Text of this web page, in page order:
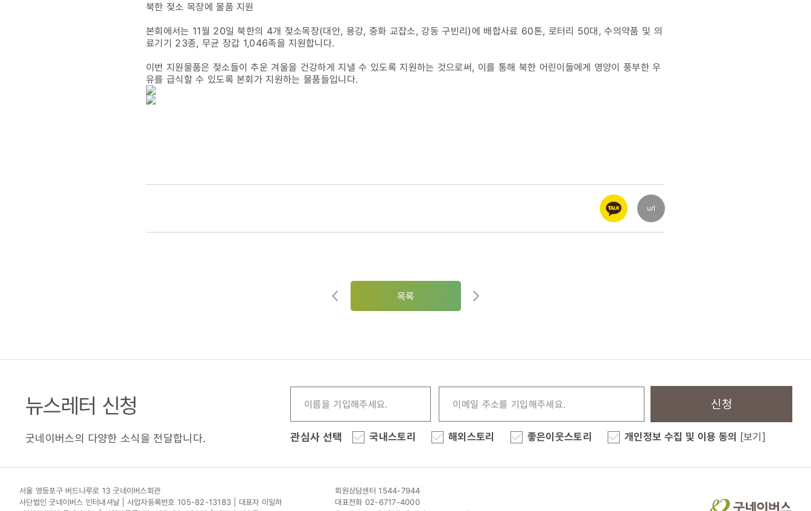
북한 젖소 목장에 물품 지원
본회에서는 11월 20일 북한의 4개 젖소목장(대안, 용강, 중화 교잡소, 강동 구빈리)에 배합사료 60톤, 로터리 50대, 수의약품 및 의
료기기 23종, 무균 장갑 1,046족을 지원합니다.
이번 지원물품은 젖소들이 추운 겨울을 건강하게 지낼 수 있도록 지원하는 것으로써, 이를 통해 북한 어린이들에게 영양이 풍부한 우
유를 급식할 수 있도록 본회가 지원하는 물품들입니다.
url
목록
뉴스레터 신청
굿네이버스의 다양한 소식을 전달합니다.
신청
관심사 선택 국내스토리 해외스토리 좋은이웃스토리 개인정보 수집 및 이용 동의 [보기]
서울 영등포구 버드나루로 13 굿네이버스회관
사단법인 굿네이버스 인터내셔날 | 사업자등록번호 105-82-13183 | 대표자 이일하
회원상담센터 1544-7944
대표전화 02-6717-4000